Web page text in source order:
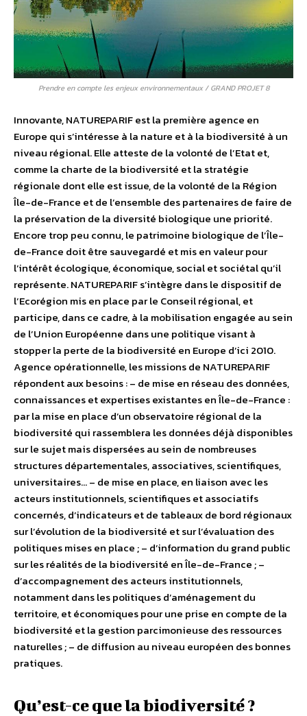
Prendre en compte les enjeux environnementaux / GRAND PROJET 8
Innovante, NATUREPARIF est la première agence en
Europe qui s’intéresse à la nature et à la biodiversité à un
niveau régional. Elle atteste de la volonté de l’Etat et,
comme la charte de la biodiversité et la stratégie
régionale dont elle est issue, de la volonté de la Région
Île-de-France et de l’ensemble des partenaires de faire de
la préservation de la diversité biologique une priorité.
Encore trop peu connu, le patrimoine biologique de l’Île-
de-France doit être sauvegardé et mis en valeur pour
l’intérêt écologique, économique, social et sociétal qu’il
représente. NATUREPARIF s’intègre dans le dispositif de
l’Ecorégion mis en place par le Conseil régional, et
participe, dans ce cadre, à la mobilisation engagée au sein
de l’Union Européenne dans une politique visant à
stopper la perte de la biodiversité en Europe d’ici 2010.
Agence opérationnelle, les missions de NATUREPARIF
répondent aux besoins : – de mise en réseau des données,
connaissances et expertises existantes en Île-de-France :
par la mise en place d’un observatoire régional de la
biodiversité qui rassemblera les données déjà disponibles
sur le sujet mais dispersées au sein de nombreuses
structures départementales, associatives, scientifiques,
universitaires… – de mise en place, en liaison avec les
acteurs institutionnels, scientifiques et associatifs
concernés, d’indicateurs et de tableaux de bord régionaux
sur l’évolution de la biodiversité et sur l’évaluation des
politiques mises en place ; – d’information du grand public
sur les réalités de la biodiversité en Île-de-France ; –
d’accompagnement des acteurs institutionnels,
notamment dans les politiques d’aménagement du
territoire, et économiques pour une prise en compte de la
biodiversité et la gestion parcimonieuse des ressources
naturelles ; – de diffusion au niveau européen des bonnes
pratiques.
Qu’est-ce que la biodiversité ?